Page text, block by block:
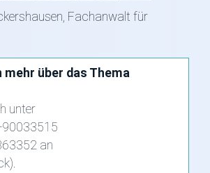
Fachanwalt für
mehr über das Thema
unter
90033515
an